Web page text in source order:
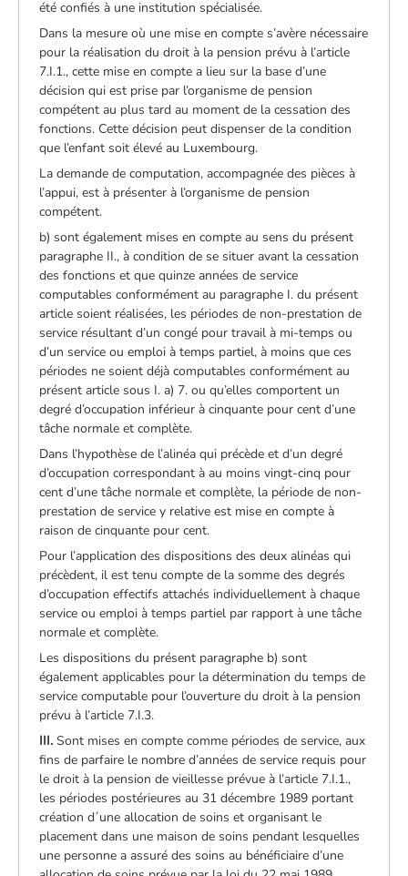
été confiés à une institution spécialisée.
Dans la mesure où une mise en compte s’avère nécessaire
pour la réalisation du droit à la pension prévu à l’article
7.I.1., cette mise en compte a lieu sur la base d’une
décision qui est prise par l’organisme de pension
compétent au plus tard au moment de la cessation des
fonctions. Cette décision peut dispenser de la condition
que l’enfant soit élevé au Luxembourg.
La demande de computation, accompagnée des pièces à
l’appui, est à présenter à l’organisme de pension
compétent.
b) sont également mises en compte au sens du présent
paragraphe II., à condition de se situer avant la cessation
des fonctions et que quinze années de service
computables conformément au paragraphe I. du présent
article soient réalisées, les périodes de non-prestation de
service résultant d’un congé pour travail à mi-temps ou
d’un service ou emploi à temps partiel, à moins que ces
périodes ne soient déjà computables conformément au
présent article sous I. a) 7. ou qu’elles comportent un
degré d’occupation inférieur à cinquante pour cent d’une
tâche normale et complète.
Dans l’hypothèse de l’alinéa qui précède et d’un degré
d’occupation correspondant à au moins vingt-cinq pour
cent d’une tâche normale et complète, la période de non-
prestation de service y relative est mise en compte à
raison de cinquante pour cent.
Pour l’application des dispositions des deux alinéas qui
précèdent, il est tenu compte de la somme des degrés
d’occupation effectifs attachés individuellement à chaque
service ou emploi à temps partiel par rapport à une tâche
normale et complète.
Les dispositions du présent paragraphe b) sont
également applicables pour la détermination du temps de
service computable pour l’ouverture du droit à la pension
prévu à l’article 7.I.3.
III. Sont mises en compte comme périodes de service, aux
fins de parfaire le nombre d’années de service requis pour
le droit à la pension de vieillesse prévue à l’article 7.I.1.,
les périodes postérieures au 31 décembre 1989 portant
création d´une allocation de soins et organisant le
placement dans une maison de soins pendant lesquelles
une personne a assuré des soins au bénéficiaire d’une